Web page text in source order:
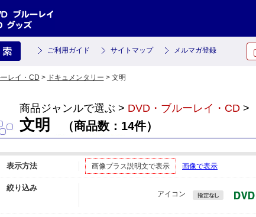
ご利用ガイド サイトマップ メルマガ登録
レイ・CD > ドキュメンタリー > 文明
商品ジャンルで選ぶ > DVD・ブルーレイ・CD >
文明 （商品数：14件）
表示方法 画像プラス説明文で表示 画像で表示
絞り込み
アイコン